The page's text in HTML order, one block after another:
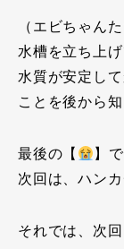
（エビちゃん
水槽を立ち上
水質が安定し
ことを後から
最後の【
】
次回は、ハン
それでは、次